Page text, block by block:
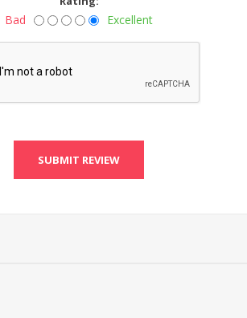
Bad Excellent
SUBMIT REVIEW